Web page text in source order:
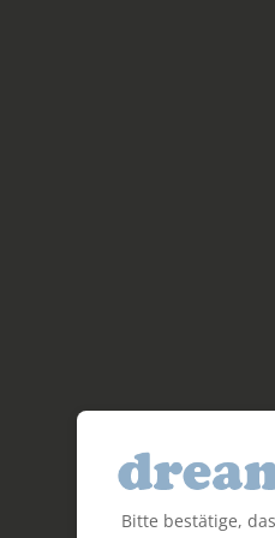
Bitte bestätige,